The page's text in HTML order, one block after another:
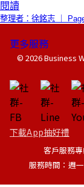
閱讀
整理者：徐銘志 ｜
更多服務
© 2026 Business
下載App抽好禮
客戶服務
服務時間：週